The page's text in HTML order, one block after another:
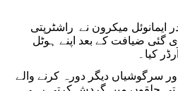
میکرون نے راشٹرپتی
گئی ضیافت کے بعد اپنے ہوٹل
کیا۔
سرگوشیاں دیگر دورہ کرنے والے